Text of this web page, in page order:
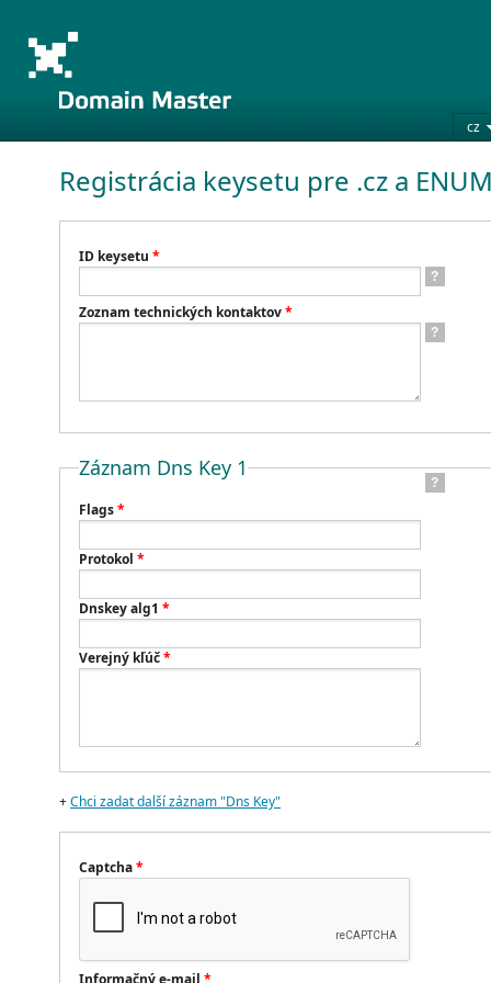
cz
Registrácia keysetu pre .cz a
ID keysetu *
?
Zoznam technických kontaktov*
?
Záznam Dns Key 1
Flags*
?
Protokol *
?
Dnskey alg1 *
?
Verejný kľúč*
+Chci zadat další záznam "Dns Key"
Captcha*
Informačný e-mail *